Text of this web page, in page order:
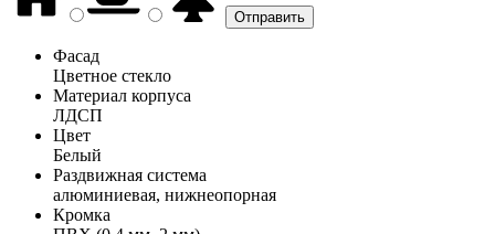
Фасад
Цветное стекло
Материал корпуса
ЛДСП
Цвет
Белый
Раздвижная система
алюминиевая, нижнеопорная
Кромка